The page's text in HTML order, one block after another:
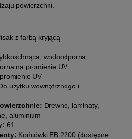
powierzchni.
z farbą kryjącą
wodoodporna,
na promienie UV
UV
użytku wewnętrznego i
Drewno, laminaty,
aluminium
61
Końcówki EB 2200 (dostępne